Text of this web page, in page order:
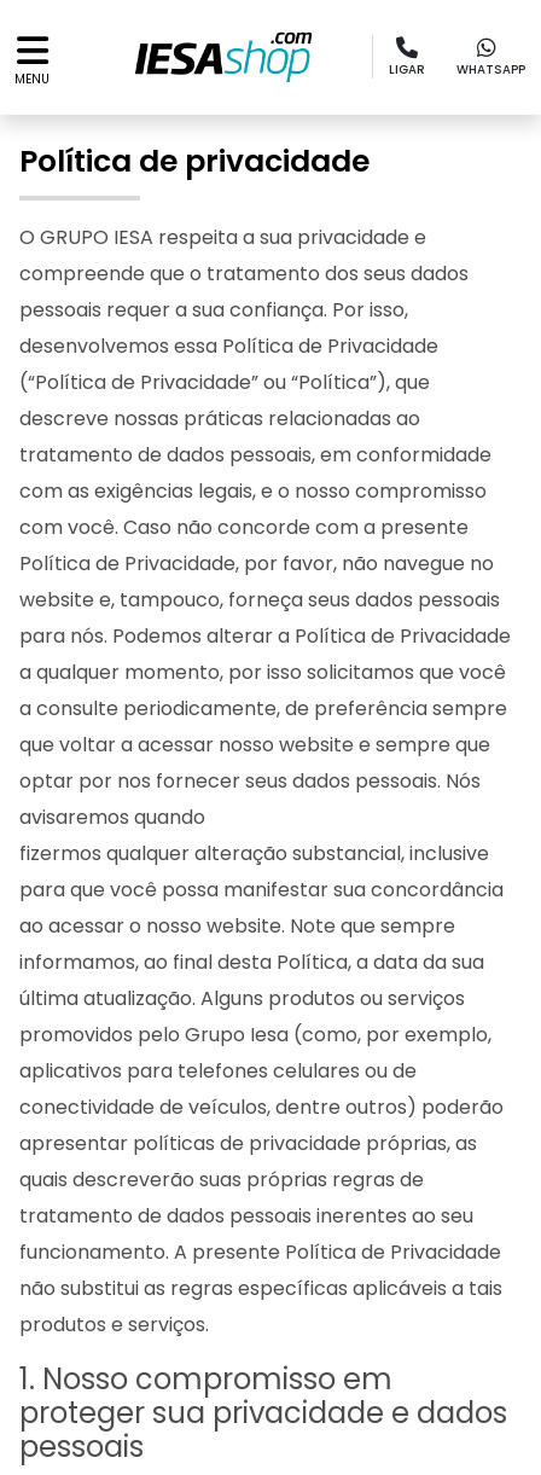
MENU
LIGAR WHATSAPP
Política de privacidade
O GRUPO IESA respeita a sua privacidade e
compreende que o tratamento dos seus dados
pessoais requer a sua confiança. Por isso,
desenvolvemos essa Política de Privacidade
(“Política de Privacidade” ou “Política”), que
descreve nossas práticas relacionadas ao
tratamento de dados pessoais, em conformidade
com as exigências legais, e o nosso compromisso
com você. Caso não concorde com a presente
Política de Privacidade, por favor, não navegue no
website e, tampouco, forneça seus dados pessoais
para nós. Podemos alterar a Política de Privacidade
a qualquer momento, por isso solicitamos que você
a consulte periodicamente, de preferência sempre
que voltar a acessar nosso website e sempre que
optar por nos fornecer seus dados pessoais. Nós
avisaremos quando
fizermos qualquer alteração substancial, inclusive
para que você possa manifestar sua concordância
ao acessar o nosso website. Note que sempre
informamos, ao final desta Política, a data da sua
última atualização. Alguns produtos ou serviços
promovidos pelo Grupo Iesa (como, por exemplo,
aplicativos para telefones celulares ou de
conectividade de veículos, dentre outros) poderão
apresentar políticas de privacidade próprias, as
quais descreverão suas próprias regras de
tratamento de dados pessoais inerentes ao seu
funcionamento. A presente Política de Privacidade
não substitui as regras específicas aplicáveis a tais
produtos e serviços.
1. Nosso compromisso em
proteger sua privacidade e dados
pessoais